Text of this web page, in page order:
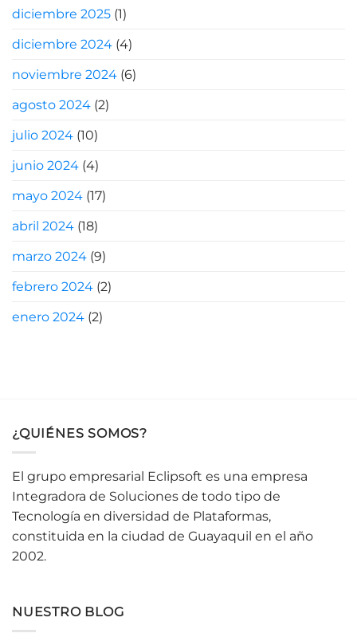
diciembre 2025 (1)
diciembre 2024 (4)
noviembre 2024 (6)
agosto 2024 (2)
julio 2024 (10)
junio 2024 (4)
mayo 2024 (17)
abril 2024 (18)
marzo 2024 (9)
febrero 2024 (2)
enero 2024 (2)
¿QUIÉNES SOMOS?
El grupo empresarial Eclipsoft es una empresa
Integradora de Soluciones de todo tipo de
Tecnología en diversidad de Plataformas,
constituida en la ciudad de Guayaquil en el año
2002.
NUESTRO BLOG